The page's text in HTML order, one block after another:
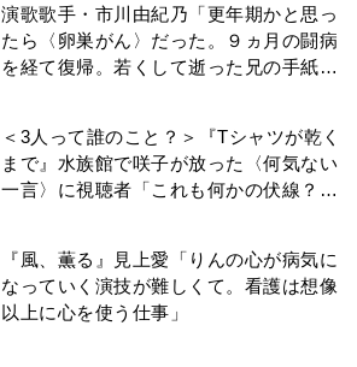
演歌歌手・市川由紀乃「更年期かと思っ
たら〈卵巣がん〉だった。９ヵ月の闘病
を経て復帰。若くして逝った兄の手紙を
＜3人って誰のこと？＞『Tシャツが乾く
まで』水族館で咲子が放った〈何気ない
一言〉に視聴者「これも何かの伏線？」
『風、薫る』見上愛「りんの心が病気に
なっていく演技が難しくて。看護は想像
以上に心を使う仕事」